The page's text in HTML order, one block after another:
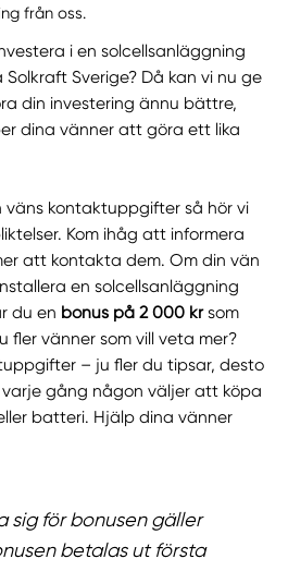
från oss.
i en solcellsanläggning
Sverige? Då kan vi nu ge
din investering ännu bättre,
dina vänner att göra ett lika
väns kontaktuppgifter så hör vi
Kom ihåg att informera
att kontakta dem. Om din vän
en solcellsanläggning
du en bonus på 2 000 krsom
fler vänner som vill veta mer?
– ju fler du tipsar, desto
gång någon väljer att köpa
batteri. Hjälp dina vänner
sig för bonusen gäller
betalas ut första